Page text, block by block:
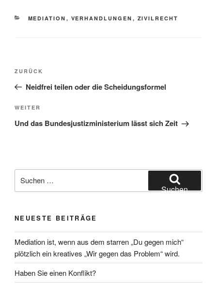
KATEGORIEN
MEDIATION , VERHANDLUNGEN , ZIVILRECHT
Beitragsnavigation
Vorheriger
Beitrag
ZURÜCK
Neidfrei teilen oder die Scheidungsformel
Nächster
Beitrag
WEITER
Und das Bundesjustizministerium lässt sich Zeit
nach:
Suchen
NEUESTE BEITRÄGE
Mediation ist, wenn aus dem starren „Du gegen mich“
plötzlich ein kreatives „Wir gegen das Problem“ wird.
Haben Sie einen Konflikt?